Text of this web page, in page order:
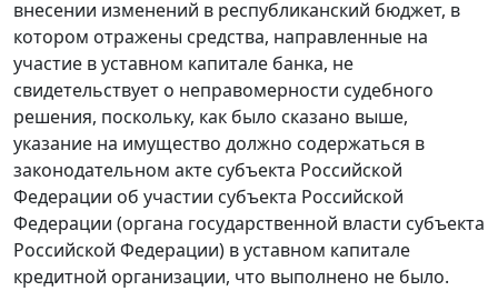
внесении изменений в республиканский бюджет, в
котором отражены средства, направленные на
участие в уставном капитале банка, не
свидетельствует о неправомерности судебного
решения, поскольку, как было сказано выше,
указание на имущество должно содержаться в
законодательном акте субъекта Российской
Федерации об участии субъекта Российской
Федерации (органа государственной власти субъекта
Российской Федерации) в уставном капитале
кредитной организации, что выполнено не было.